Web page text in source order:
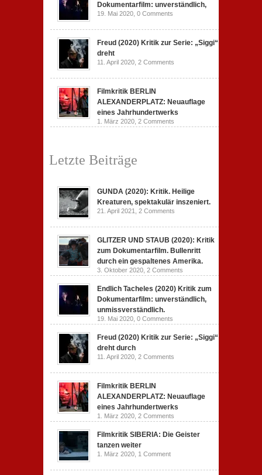
Dokumentarfilm: unverständlich,
19. Mai 2020, 0 Comments
Freud (2020) Kritik zur Serie: „Siggi“
dreht
11. April 2020, 2 Comments
Filmkritik BERLIN
ALEXANDERPLATZ: Neuauflage
eines Jahrhundertwerks
1. März 2020, 2 Comments
Letzte Beiträge
GUNDA (2020): Kritik. Heilige
Kreaturen, spektakulär inszeniert.
21. April 2021, 2 Comments
GLITZER UND STAUB (2020): Kritik
zum Dokumentarfilm. Bullenritt
durch ein gespaltenes Amerika.
3. Oktober 2020, 2 Comments
Endlich Tacheles (2020) Kritik zum
Dokumentarfilm: unverständlich,
unmissverständlich.
19. Mai 2020, 0 Comments
Freud (2020) Kritik zur Serie: „Siggi“
dreht durch
11. April 2020, 2 Comments
Filmkritik BERLIN
ALEXANDERPLATZ: Neuauflage
eines Jahrhundertwerks
1. März 2020, 2 Comments
Filmkritik SIBERIA: Die Geister
tanzen weiter
1. März 2020, 1 Comment